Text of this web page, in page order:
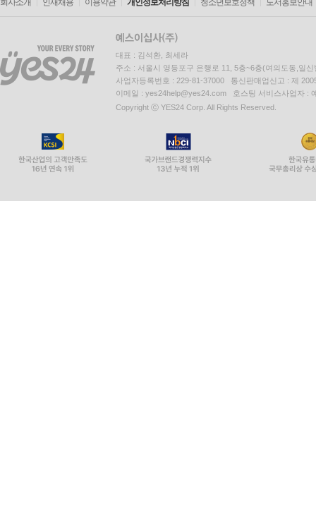
회사소개 인재채용 이용약관 개인정보처리방침 청소년보호정책 도서홍보안내
대표 : 김석환, 최세라
주소 : 서울시 영등포구 은행로 11, 5층~6층(여의도동,일신
사업자등록번호 : 229-81-37000 통신판매업신고 : 제
이메일 : yes24help@yes24.com 호스팅 서비스사업자 :
Copyright ⓒ YES24 Corp. All Rights Reserved.